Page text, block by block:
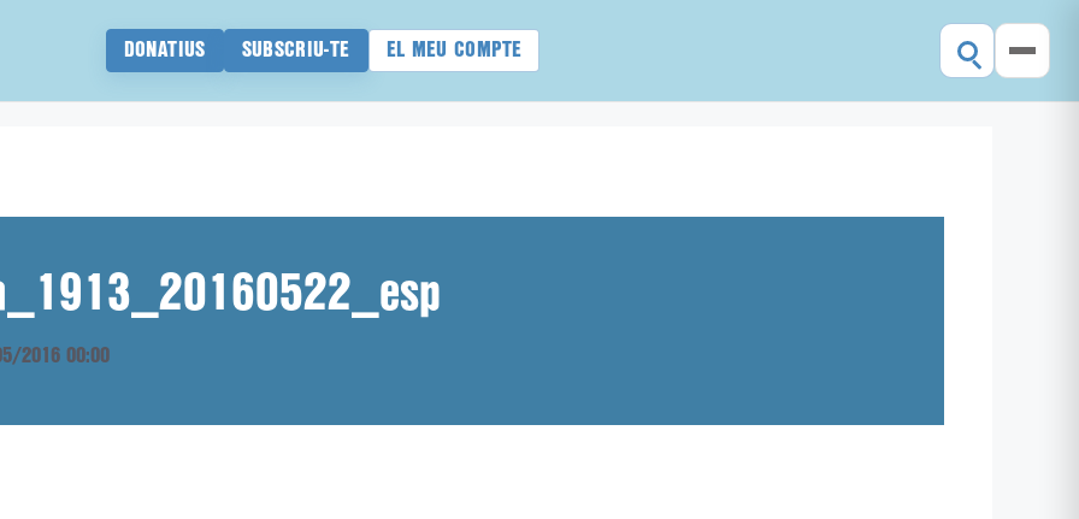
DONATIUS SUBSCRIU-TE EL MEU COMPTE
2016 00:00